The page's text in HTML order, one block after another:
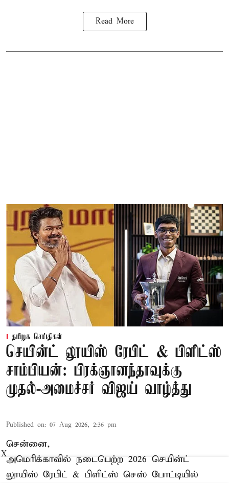
Read More
தமிழக செய்திகள்
செயின்ட் லூயிஸ் ரேபிட் & பிளிட்ஸ்
சாம்பியன்: பிரக்ஞானந்தாவுக்கு
முதல்-அமைச்சர் விஜய் வாழ்த்து
Published on: 07 Aug 2026, 2:36 pm
சென்னை,
அமெரிக்காவில் நடைபெற்ற 2026 செயின்ட்
லூயிஸ் ரேபிட் & பிளிட்ஸ் செஸ் போட்டியில்
X